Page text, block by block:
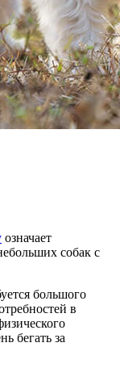
означает
собак с
большого
в
бегать за